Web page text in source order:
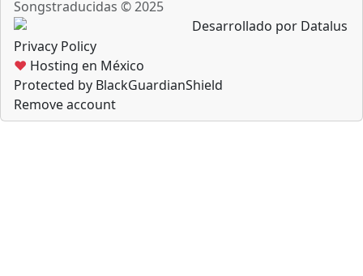
Songstraducidas © 2025
Desarrollado por Datalus
Privacy Policy
♥ Hosting en México
Protected by BlackGuardianShield
Remove account